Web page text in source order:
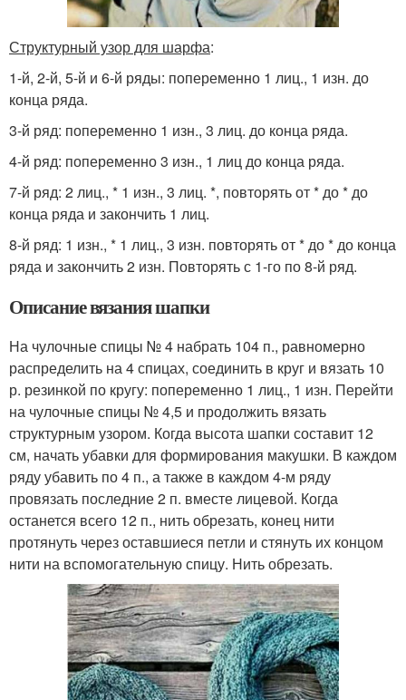
Структурный узор для шарфа:
1-й, 2-й, 5-й и 6-й ряды: попеременно 1 лиц., 1 изн. до
конца ряда.
3-й ряд: попеременно 1 изн., 3 лиц. до конца ряда.
4-й ряд: попеременно 3 изн., 1 лиц до конца ряда.
7-й ряд: 2 лиц., * 1 изн., 3 лиц. *, повторять от * до * до
конца ряда и закончить 1 лиц.
8-й ряд: 1 изн., * 1 лиц., 3 изн. повторять от * до * до конца
ряда и закончить 2 изн. Повторять с 1-го по 8-й ряд.
Описание вязания шапки
На чулочные спицы № 4 набрать 104 п., равномерно
распределить на 4 спицах, соединить в круг и вязать 10
р. резинкой по кругу: попеременно 1 лиц., 1 изн. Перейти
на чулочные спицы № 4,5 и продолжить вязать
структурным узором. Когда высота шапки составит 12
см, начать убавки для формирования макушки. В каждом
ряду убавить по 4 п., а также в каждом 4-м ряду
провязать последние 2 п. вместе лицевой. Когда
останется всего 12 п., нить обрезать, конец нити
протянуть через оставшиеся петли и стянуть их концом
нити на вспомогательную спицу. Нить обрезать.